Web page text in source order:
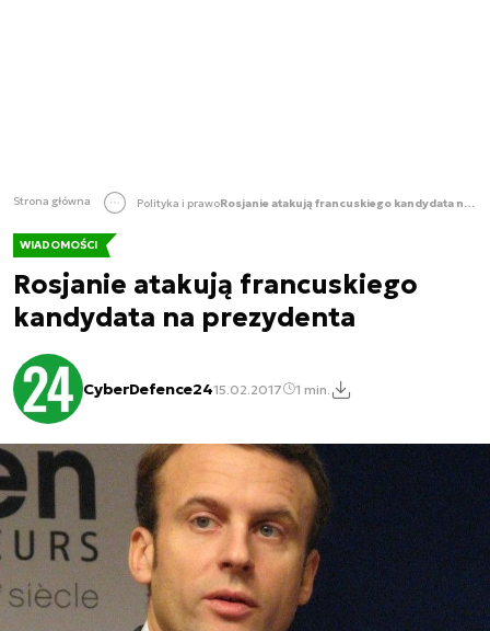
Strona główna Polityka i prawo Rosjanie atakują francuskiego kandydata na prezydenta
WIADOMOŚCI
Rosjanie atakują francuskiego
kandydata na prezydenta
CyberDefence2415.02.2017 1 min.